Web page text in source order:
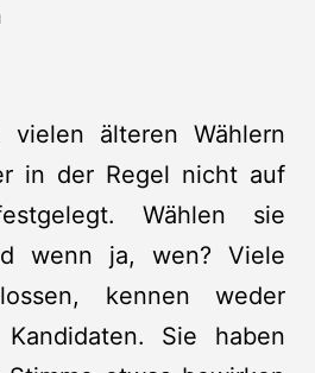
älteren Wählern
in der Regel nicht auf
Wählen sie
wenn ja, wen? Viele
kennen weder
Sie haben